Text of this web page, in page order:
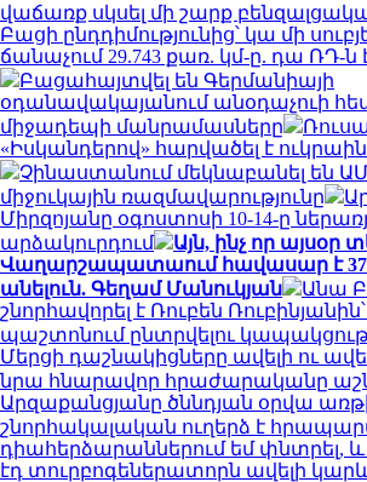
վաճառք սկսել մի շարք
Բացի ընդդիմությունից՝ կա մի
ճանաչում 29.743 քառ. կմ-ը. դա ՌԴ-ն
Բացահայտվել են Գերմանիայի
օդանավակայանում անօդաչուի
միջադեպի մանրամասները
«Իսկանդերով» հարվածել է
Չինաստանում մեկնաբանել են
միջուկային ռազմավարությունը
Միրզոյանը օգոստոսի 10-14-ը
արձակուրդում
Այն, ինչ որ այսօր
Վաղարշապատաում հավասար է
անելուն. Գեղամ Մանուկյան
Անա
շնորհավորել է Ռուբեն
պաշտոնում ընտրվելու
Մերցի դաշնակիցները ավելի ու
նրա հնարավոր հրաժարականը
Արզաքանցյանը ծննդյան օրվա
շնորհակալական ուղերձ է
դիահերձարաններում եմ փնտրել, և
էդ տուրբոգեներատորն ավելի